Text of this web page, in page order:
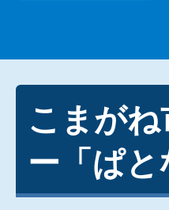
こまが
ー「ぱと